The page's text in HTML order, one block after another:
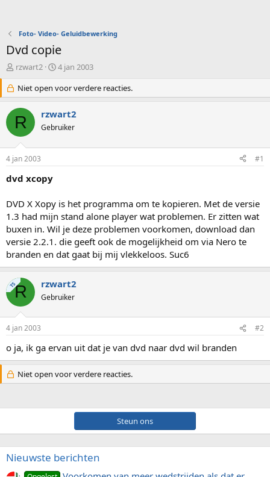
Foto- Video- Geluidbewerking
Dvd copie
O
d
e
r
w
e
s
t
a
t
e
r
rzwart2
S
a
r
d
a
m
4 jan 2003
Niet open voor verdere reacties.
R rzwart2
Gebruiker
4 jan 2003 #1
dvd xcopy
DVD X Xopy is het programma om te kopieren. Met de versie
1.3 had mijn stand alone player wat problemen. Er zitten wat
buxen in. Wil je deze problemen voorkomen, download dan
versie 2.2.1. die geeft ook de mogelijkheid om via Nero te
branden en dat gaat bij mij vlekkeloos. Suc6
TSR rzwart2
Gebruiker
4 jan 2003 #2
o ja, ik ga ervan uit dat je van dvd naar dvd wil branden
Niet open voor verdere reacties.
Steun ons
Nieuwste berichten